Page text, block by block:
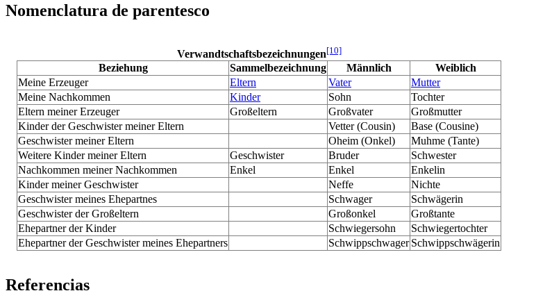
Nomenclatura de parentesco
Verwandtschaftsbezeichnungen[10]
Beziehung Sammelbezeichnung Männlich
Weiblich
Meine Erzeuger
Eltern Vater
Mutter
Meine Nachkommen
Kinder Sohn
Tochter
Eltern meiner Erzeuger
Großeltern Großvater
Großmutter
Kinder der Geschwister meiner Eltern
Vetter (Cousin)
Base (Cousine)
Geschwister meiner Eltern
Oheim (Onkel)
Muhme (Tante)
Weitere Kinder meiner Eltern
Geschwister Bruder
Schwester
Nachkommen meiner Nachkommen
Enkel Enkel
Enkelin
Kinder meiner Geschwister
Neffe
Nichte
Geschwister meines Ehepartnes
Schwager
Schwägerin
Geschwister der Großeltern
Großonkel
Großtante
Ehepartner der Kinder
Schwiegersohn
Schwiegertochter
Ehepartner der Geschwister meines Ehepartners
Schwippschwager Schwippschwägerin
Referencias